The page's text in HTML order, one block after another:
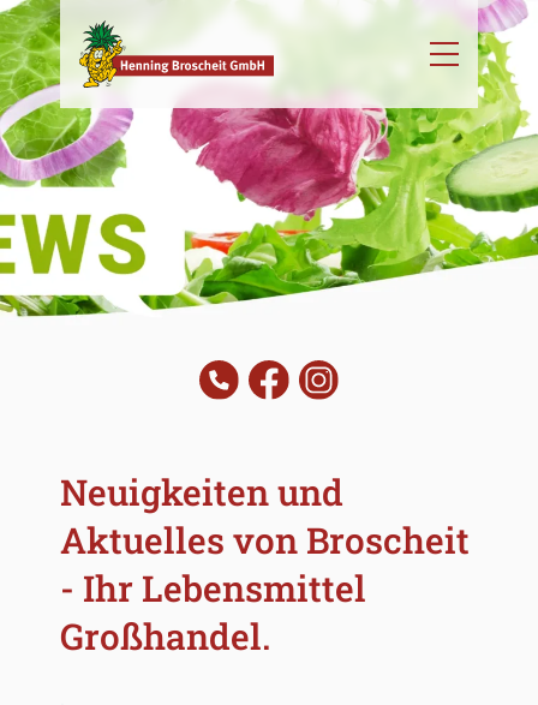
Neuigkeiten und
Aktuelles von Broscheit
- Ihr Lebensmittel
Großhandel.